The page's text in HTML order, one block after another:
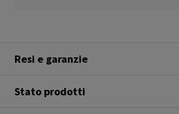
Resi e garanzie
Stato prodotti